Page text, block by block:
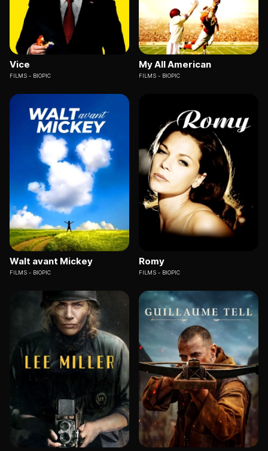
Vice
FILMS BIOPIC
My All American
FILMS BIOPIC
Walt avant Mickey
FILMS BIOPIC
Romy
FILMS BIOPIC